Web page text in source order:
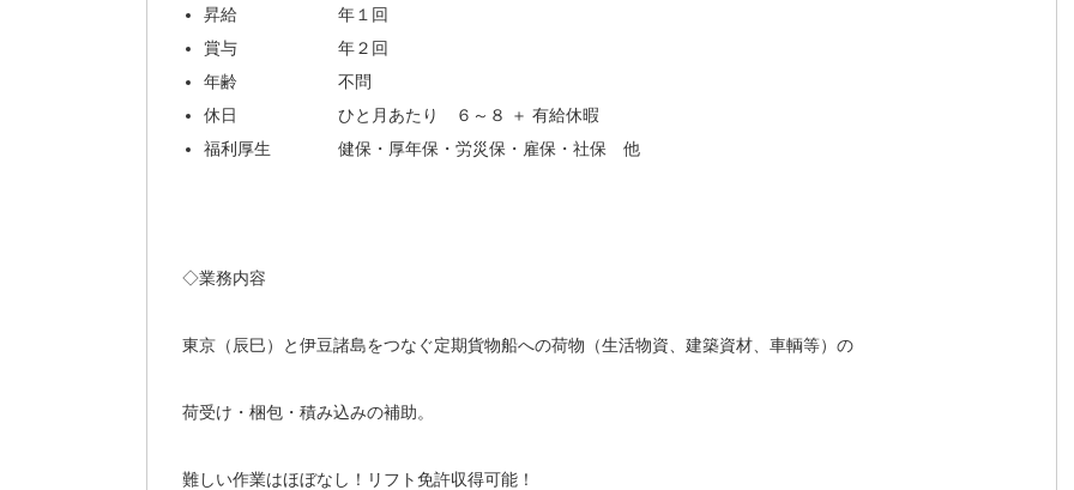
昇給 年１回
賞与 年２回
年齢 不問
休日 ひと月あたり ６～８ ＋ 有給休暇
福利厚生 健保・厚年保・労災保・雇保・社保 他
◇業務内容
東京（辰巳）と伊豆諸島をつなぐ定期貨物船への荷物（生活物資、建築資材、車輌等）の
荷受け・梱包・積み込みの補助。
難しい作業はほぼなし！リフト免許収得可能！